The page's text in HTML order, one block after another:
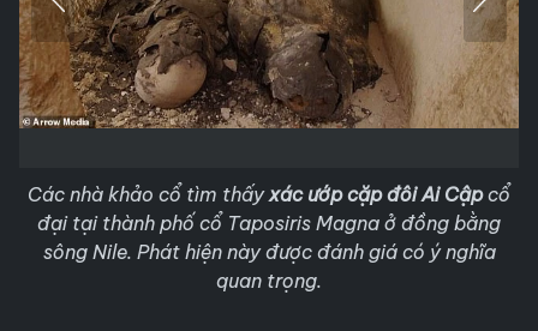
Các nhà khảo cổ tìm thấyxác ướp cặp đôi Ai Cậpcổ
đại tại thành phố cổ Taposiris Magna ở đồng bằng
sông Nile. Phát hiện này được đánh giá có ý nghĩa
quan trọng.